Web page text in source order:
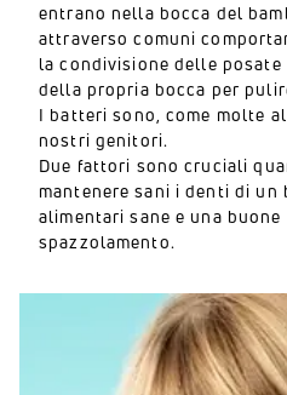
entrano nella bocca del
attraverso comuni
la condivisione delle posate
della propria bocca per
I batteri sono, come molte
nostri genitori.
Due fattori sono cruciali
mantenere sani i denti di un
alimentari sane e una
spazzolamento.